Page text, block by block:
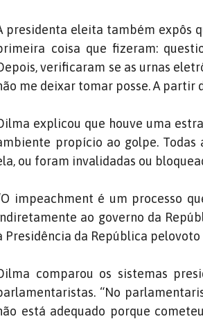
presidenta eleita também expôs
coisa que fizeram:
verificaram se as urnas
me deixar tomar posse. A partir
explicou que houve uma
propício ao golpe. Todas
ou foram invalidadas ou
impeachment é um processo
ao governo da
Presidência da República pelovoto
comparou os sistemas
“No
está adequado porque